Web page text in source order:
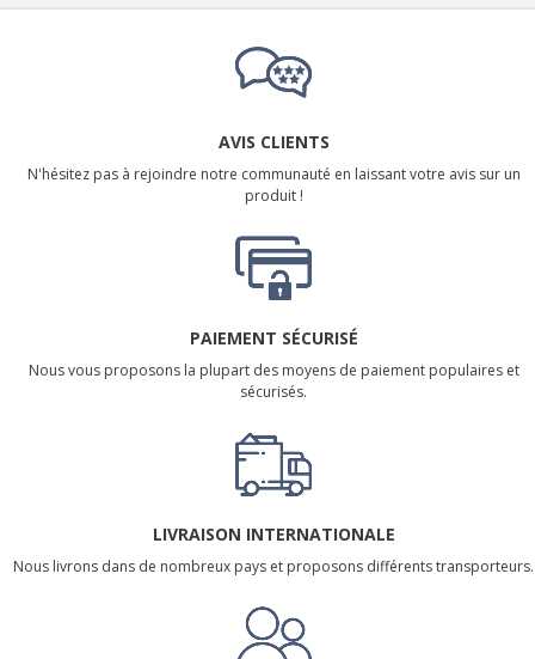
AVIS CLIENTS
N'hésitez pas à rejoindre notre communauté en laissant votre avis sur un
produit !
PAIEMENT SÉCURISÉ
Nous vous proposons la plupart des moyens de paiement populaires et
sécurisés.
LIVRAISON INTERNATIONALE
Nous livrons dans de nombreux pays et proposons différents transporteurs.